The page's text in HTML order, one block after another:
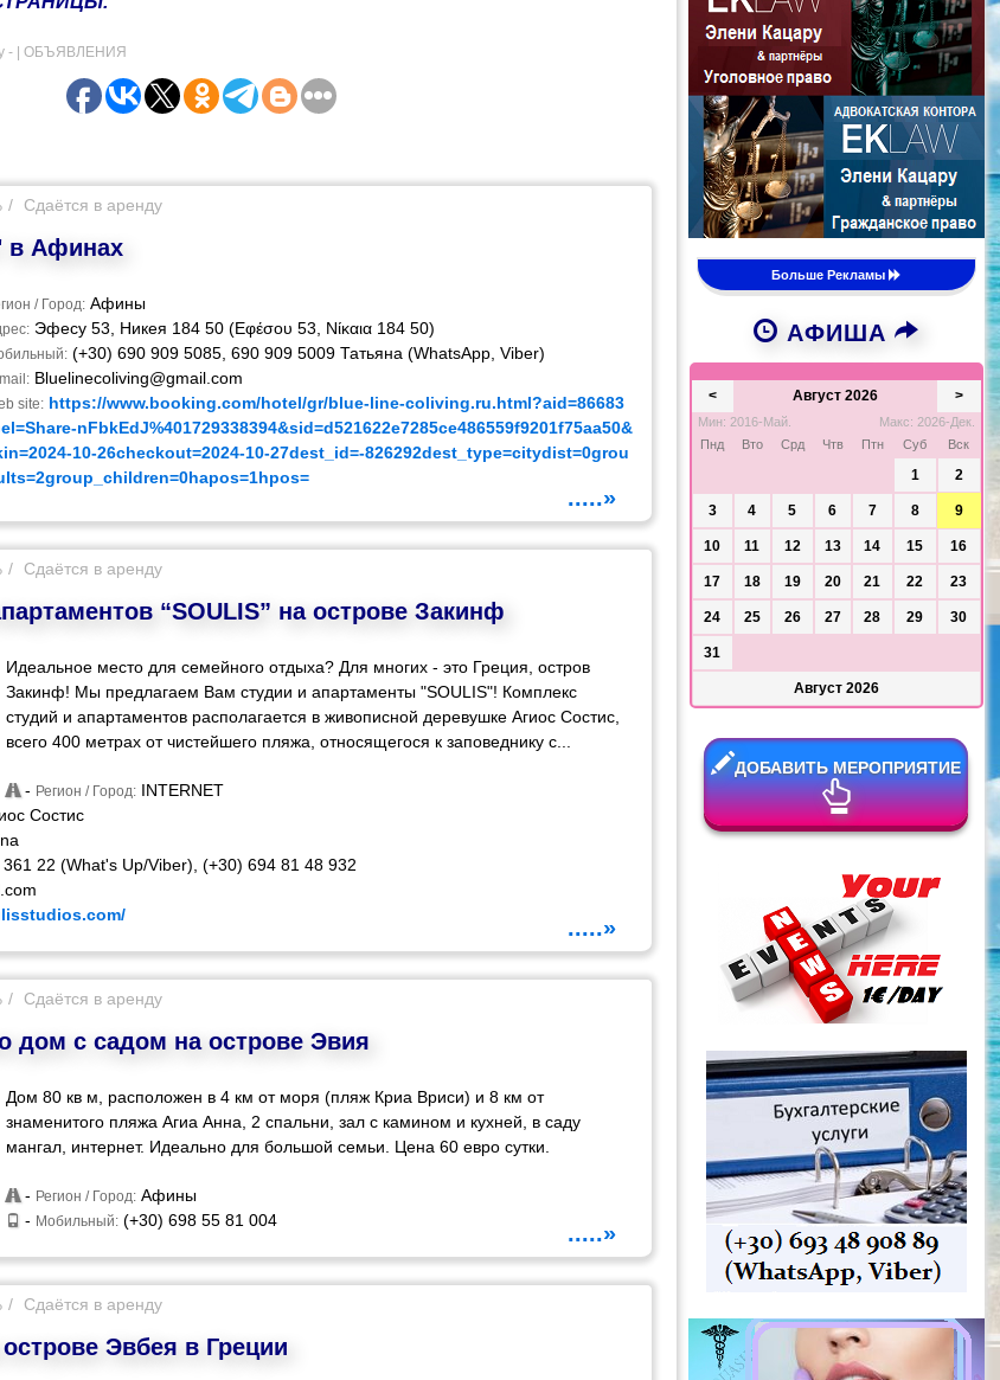
- |ОБЪЯВЛЕНИЯ
Сдаётся в аренду
в Афинах
/ Город: Афины
Эфесу 53, Никея 184 50 (Εφέσου 53, Νίκαια 184 50)
(+30) 690 909 5085, 690 909 5009 Татьяна (WhatsApp, Viber)
Bluelinecoliving@gmail.com
site: https://www.booking.com/hotel/gr/blue-line-coliving.ru.html?aid=86683
nFbkEdJ%401729338394&sid=d521622e7285ce486559f9201f75aa50&
10-26checkout=2024-10-27dest_id=-826292dest_type=citydist=0grou
.....»
Сдаётся в аренду
“SOULIS” на острове Закинф
Идеальное место для семейного отдыха? Для многих - это Греция, остров
Закинф! Мы предлагаем Вам студии и апартаменты "SOULIS"! Комплекс
студий и апартаментов располагается в живописной деревушке Агиос Состис,
всего 400 метрах от чистейшего пляжа, относящегося к заповеднику с...
- Регион / Город: INTERNET
Состис
22 (What's Up/Viber), (+30) 694 81 48 932
.....»
Сдаётся в аренду
дом с садом на острове Эвия
Дом 80 кв м, расположен в 4 км от моря (пляж Криа Вриси) и 8 км от
знаменитого пляжа Агиа Анна, 2 спальни, зал с камином и кухней, в саду
мангал, интернет. Идеально для большой семьи. Цена 60 евро сутки.
- Регион / Город: Афины
- Мобильный: (+30) 698 55 81 004 .....»
Сдаётся в аренду
Эвбея в Греции
Больше Рекламы
АФИША
< Август 2026 >
Мин: 2016-Май.
Макс: 2026-Дек.
Пнд
Вто Срд Чтв Птн Суб Вск
1 2
3 4 5 6 7 8 9
10 11 12 13 14 15 16
17 18 19 20 21 22 23
24 25 26 27 28 29 30
31
Август 2026
ДОБАВИТЬ МЕРОПРИЯТИЕ